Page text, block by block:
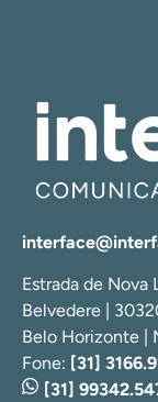
Estrada de Nova
Belvedere |
Belo Horizonte |
Fone: [31]
[31]